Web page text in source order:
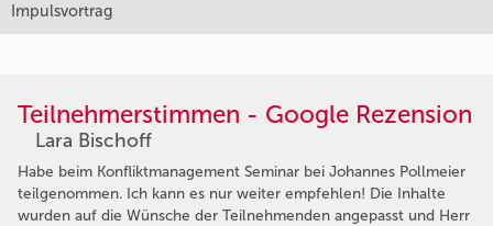
Impulsvortrag
Teilnehmerstimmen - Google Rezension
Lara Bischoff
Habe beim Konfliktmanagement Seminar bei Johannes Pollmeier
teilgenommen. Ich kann es nur weiter empfehlen! Die Inhalte
wurden auf die Wünsche der Teilnehmenden angepasst und Herr